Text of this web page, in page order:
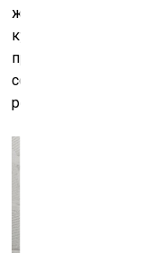
живописи сегодня», –
кураторском тексте к
противоположную
собраны художники,
репрезентативности.